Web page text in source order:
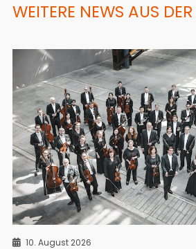
WEITERE NEWS AUS
10. August 2026